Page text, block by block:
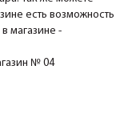
есть возможность
магазине -
№ 04